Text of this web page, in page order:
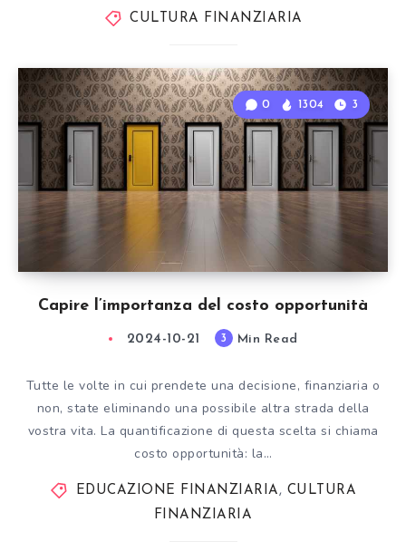
CULTURA FINANZIARIA
Capire l’importanza del costo opportunità
0 1304 3
2024-10-21 3 Min Read
Tutte le volte in cui prendete una decisione, finanziaria o
non, state eliminando una possibile altra strada della
vostra vita. La quantificazione di questa scelta si chiama
costo opportunità: la…
EDUCAZIONE FINANZIARIA, CULTURA
FINANZIARIA